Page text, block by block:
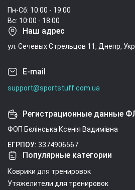
Пн-Сб: 10:00 - 19:00
Вс: 10:00 - 18:00
Наш адрес
ул. Сечевых Стрельцов 11, Днепр,
E-mail
support@sportstuff.com.ua
Регистрационные данные
ФОП Бєлінська Ксенія Вадимівна
ЕГРПОУ: 3374906567
Популярные категории
Коврики для тренировок
Утяжелители для тренировок